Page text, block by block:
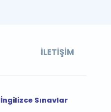
İLETIŞIM
İngilizce Sınavlar